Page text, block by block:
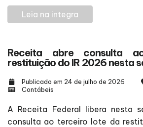
Leia na integra
Receita abre consulta
restituição do IR 2026 nesta
Publicado em 24 de julho de 2026
Contábeis
A Receita Federal libera nesta
consulta ao terceiro lote da